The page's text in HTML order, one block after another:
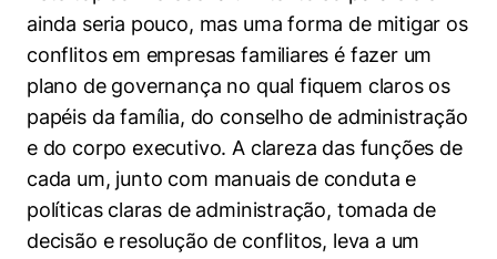
ainda seria pouco, mas uma forma de mitigar os
conflitos em empresas familiares é fazer um
plano de governança no qual fiquem claros os
papéis da família, do conselho de administração
e do corpo executivo. A clareza das funções de
cada um, junto com manuais de conduta e
políticas claras de administração, tomada de
decisão e resolução de conflitos, leva a um
Cookies estritamente necessários
Cookies de preferências de usuário